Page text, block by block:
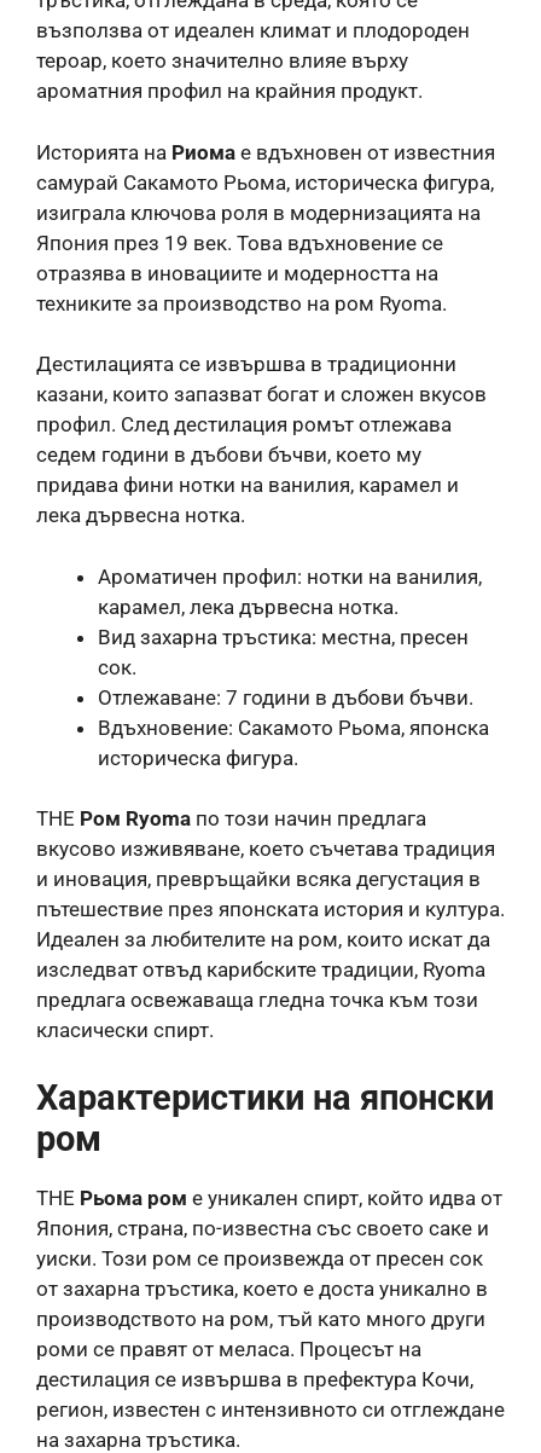
възползва от идеален климат и плодороден
тероар, което значително влияе върху
ароматния профил на крайния продукт.
Историята на Риома е вдъхновен от известния
самурай Сакамото Рьома, историческа фигура,
изиграла ключова роля в модернизацията на
Япония през 19 век. Това вдъхновение се
отразява в иновациите и модерността на
техниките за производство на ром Ryoma.
Дестилацията се извършва в традиционни
казани, които запазват богат и сложен вкусов
профил. След дестилация ромът отлежава
седем години в дъбови бъчви, което му
придава фини нотки на ванилия, карамел и
лека дървесна нотка.
Ароматичен профил: нотки на ванилия,
карамел, лека дървесна нотка.
Вид захарна тръстика: местна, пресен
сок.
Отлежаване: 7 години в дъбови бъчви.
Вдъхновение: Сакамото Рьома, японска
историческа фигура.
THE Ром Ryoma по този начин предлага
вкусово изживяване, което съчетава традиция
и иновация, превръщайки всяка дегустация в
пътешествие през японската история и култура.
Идеален за любителите на ром, които искат да
изследват отвъд карибските традиции, Ryoma
предлага освежаваща гледна точка към този
класически спирт.
Характеристики на японски
ром
THE Рьома ром е уникален спирт, който идва от
Япония, страна, по-известна със своето саке и
уиски. Този ром се произвежда от пресен сок
от захарна тръстика, което е доста уникално в
производството на ром, тъй като много други
роми се правят от меласа. Процесът на
дестилация се извършва в префектура Кочи,
регион, известен с интензивното си отглеждане
на захарна тръстика.